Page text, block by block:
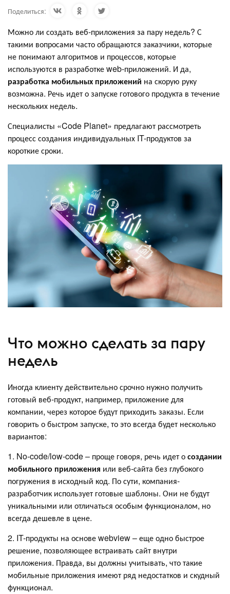
Поделиться:
Можно ли создать веб-приложения за пару недель? С
такими вопросами часто обращаются заказчики, которые
не понимают алгоритмов и процессов, которые
используются в разработке web-приложений. И да,
разработка мобильных приложений на скорую руку
возможна. Речь идет о запуске готового продукта в течение
нескольких недель.
Специалисты «Code Planet» предлагают рассмотреть
процесс создания индивидуальных IT-продуктов за
короткие сроки.
Что можно сделать за пару
недель
Иногда клиенту действительно срочно нужно получить
готовый веб-продукт, например, приложение для
компании, через которое будут приходить заказы. Если
говорить о быстром запуске, то это всегда будет несколько
вариантов:
1. No-code/low-code – проще говоря, речь идет осоздании
мобильного приложения или веб-сайта без глубокого
погружения в исходный код. По сути, компания-
разработчик использует готовые шаблоны. Они не будут
уникальными или отличаться особым функционалом, но
всегда дешевле в цене.
2. IT-продукты на основе webview – еще одно быстрое
решение, позволяющее встраивать сайт внутри
приложения. Правда, вы должны учитывать, что такие
мобильные приложения имеют ряд недостатков и скудный
функционал.